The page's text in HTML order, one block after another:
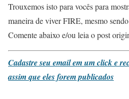
Trouxemos isto para vocês para
maneira de viver FIRE, mesmo
Comente abaixo e/ou leia o post
Cadastre seu email em um click e
assim que eles forem publicados